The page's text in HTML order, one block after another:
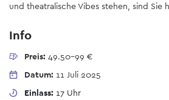
und theatralische Vibes stehen, sind Sie
Info
Preis: 49.50-99 €
Datum: 11 Juli 2025
Einlass: 17 Uhr